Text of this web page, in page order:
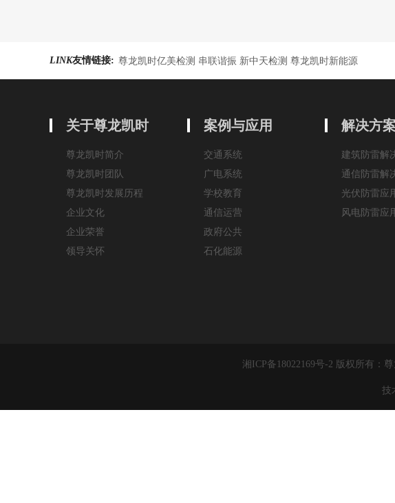
LINK友情链接: 尊龙凯时亿美检测 串联谐振 新中天检测 尊龙凯时新能源
关于尊龙凯时
尊龙凯时简介
尊龙凯时团队
尊龙凯时发展历程
企业文化
企业荣誉
领导关怀
案例与应用
交通系统
广电系统
学校教育
通信运营
政府公共
石化能源
解决方
建筑防雷解
通信防雷解
光伏防雷应
风电防雷应
湘ICP备18022169号-2 版权所有：
技